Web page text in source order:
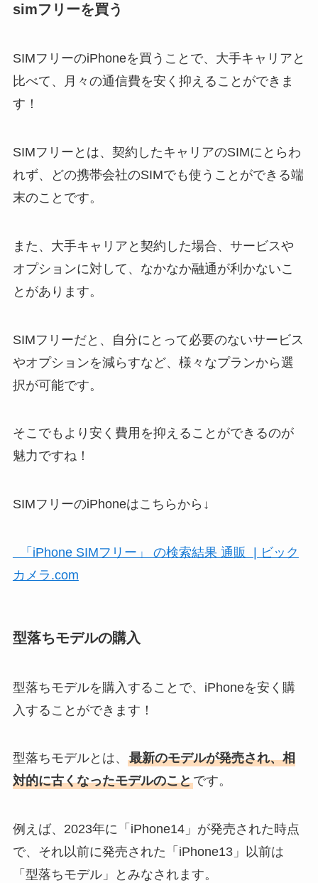
simフリーを買う
SIMフリーのiPhoneを買うことで、大手キャリアと
比べて、月々の通信費を安く抑えることができま
す！
SIMフリーとは、契約したキャリアのSIMにとらわ
れず、どの携帯会社のSIMでも使うことができる端
末のことです。
また、大手キャリアと契約した場合、サービスや
オプションに対して、なかなか融通が利かないこ
とがあります。
SIMフリーだと、自分にとって必要のないサービス
やオプションを減らすなど、様々なプランから選
択が可能です。
そこでもより安く費用を抑えることができるのが
魅力ですね！
SIMフリーのiPhoneはこちらから↓
「iPhone SIMフリー」 の検索結果 通販 | ビック
カメラ.com
型落ちモデルの購入
型落ちモデルを購入することで、iPhoneを安く購
入することができます！
型落ちモデルとは、 最新のモデルが発売され、相
対的に古くなったモデルのことです。
例えば、2023年に「iPhone14」が発売された時点
で、それ以前に発売された「iPhone13」以前は
「型落ちモデル」とみなされます。